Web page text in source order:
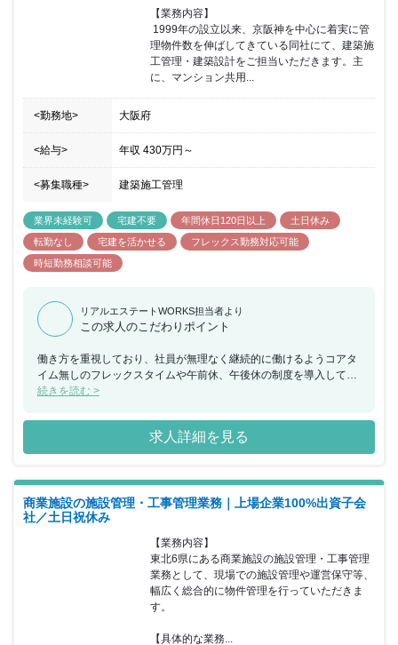
【業務内容】
理物件数を伸ばしてきている同社にて、建築施
工管理・建築設計をご担当いただきます。主
に、マンション共用...
<勤務地> 大阪府
<給与> 年収 430万円 ～
<募集職種> 建築施工管理
業界未経験可 宅建不要 年間休日120日以上
土日休み
転勤なし
宅建を活かせる
フレックス勤務対応可能
時短勤務相談可能
リアルエステートWORKS担当者より
この求人のこだわりポイント
働き方を重視しており、社員が無理なく継続的に働けるようコアタ
イム無しのフレックスタイムや午前休、午後休の制度を導入してい
る企業です。関西最大手級の大手ホールディングスグループのた
りに目を向ける環境ではなく、しっかりと顧客を向き合える環境を
大事にしている企業です。
続きを読む >
求人詳細を見る
商業施設の施設管理・工事管理業務｜上場企業100%出資子会
社／土日祝休み
【業務内容】
東北6県にある商業施設の施設管理・工事管理
業務として、現場での施設管理や運営保守等、
幅広く総合的に物件管理を行っていただきま
す。
【具体的な業務...